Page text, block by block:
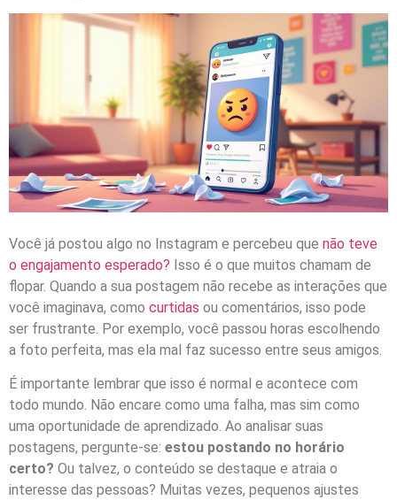
Você já postou algo no Instagram e percebeu que não teve
o engajamento esperado? Isso é o que muitos chamam de
flopar. Quando a sua postagem não recebe as interações que
você imaginava, como curtidas ou comentários, isso pode
ser frustrante. Por exemplo, você passou horas escolhendo
a foto perfeita, mas ela mal faz sucesso entre seus amigos.
É importante lembrar que isso é normal e acontece com
todo mundo. Não encare como uma falha, mas sim como
uma oportunidade de aprendizado. Ao analisar suas
postagens, pergunte-se: estou postando no horário
certo? Ou talvez, o conteúdo se destaque e atraia o
interesse das pessoas? Muitas vezes, pequenos ajustes